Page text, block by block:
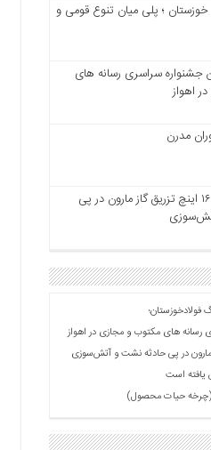
؛ پلی میان تنوع قومی و
جشنواره سراسری رسانه های
اهواز
مدرن
ایمن سازی خط ۱۶ اینچ تزریق گاز مارون در پی
فولادخوزستان؛
رسانه های مکتوب و مجازی در اهواز
یافته است
(چرخه حیات محصول)